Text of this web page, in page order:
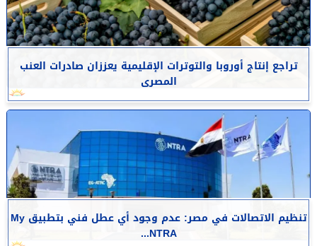
تراجع إنتاج أوروبا والتوترات الإقليمية يعززان صادرات العنب
المصرى
تنظيم الاتصالات في مصر: عدم وجود أي عطل فني بتطبيق My
NTRA...